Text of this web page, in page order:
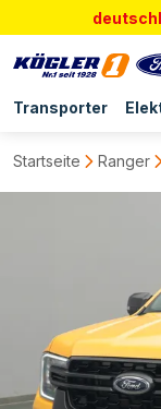
Transporter
Startseite Ranger